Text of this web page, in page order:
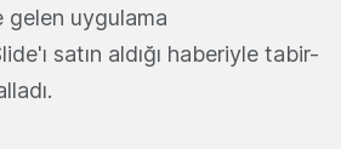
gelen uygulama
satın aldığı haberiyle tabir-